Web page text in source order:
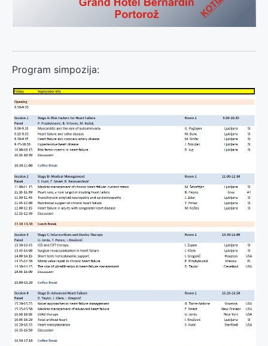
Program simpozija: